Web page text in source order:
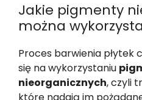
Jakie pigmenty
można
Proces barwienia
się na wykorzystaniu
nieorganicznych, czyli